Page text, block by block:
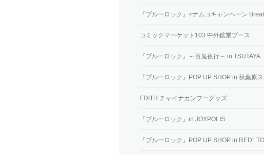
『​​ブルーロック』×ナムコキャンペーン
コミックマーケット103 中外鉱業ブース
『ブルーロック』～百鬼夜行～ in TSUTAYA
『ブルーロック』POP UP SHOP in 秋葉原
EDITH チャイナカンフーグッズ
『ブルーロック』in JOYPOLIS
『ブルーロック』POP UP SHOP in RED°